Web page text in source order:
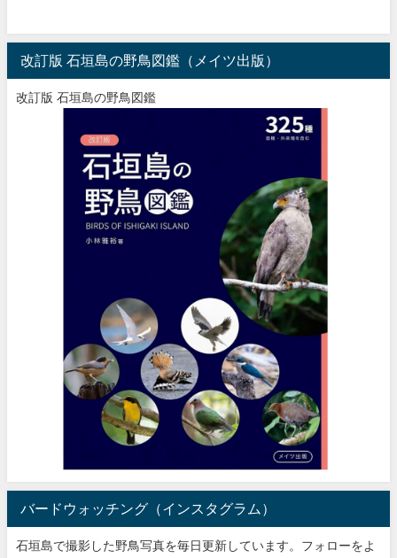
改訂版 石垣島の野鳥図鑑（メイツ出版）
改訂版 石垣島の野鳥図鑑
バードウォッチング（インスタグラム）
石垣島で撮影した野鳥写真を毎日更新しています。フォローをよ